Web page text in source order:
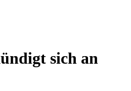
sich an